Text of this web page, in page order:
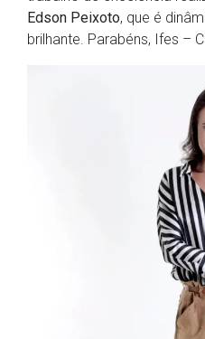
Edson Peixoto, que é
brilhante. Parabéns, Ifes –